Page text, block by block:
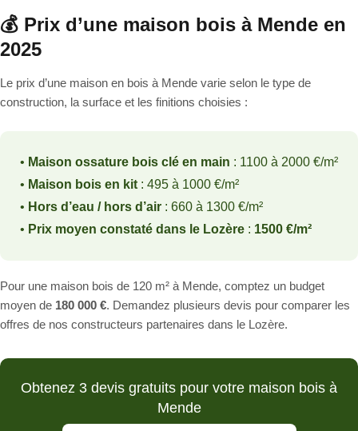
💰 Prix d’une maison bois à Mende en
2025
Le prix d’une maison en bois à Mende varie selon le type de
construction, la surface et les finitions choisies :
• Maison ossature bois clé en main : 1100 à 2000 €/m²
• Maison bois en kit : 495 à 1000 €/m²
• Hors d’eau / hors d’air : 660 à 1300 €/m²
• Prix moyen constaté dans le Lozère : 1500 €/m²
Pour une maison bois de 120 m² à Mende, comptez un budget
moyen de 180 000 €. Demandez plusieurs devis pour comparer les
offres de nos constructeurs partenaires dans le Lozère.
Obtenez 3 devis gratuits pour votre maison bois à
Mende